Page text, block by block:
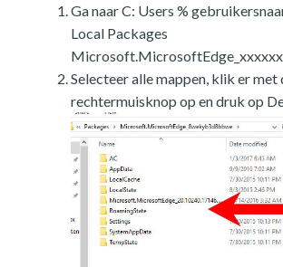
Ga naar C: Users %
Local Packages
Selecteer alle mappen, klik er met
rechtermuisknop op en druk op